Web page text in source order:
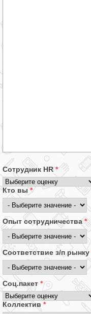
Сотрудник HR*
Кто вы*
Опыт сотрудничества*
Соответствие з/п рынку
Соц.пакет *
Коллектив *